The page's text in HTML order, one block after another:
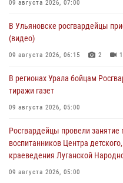
09 августа 2026, 07:00
В Ульяновске росгвардейцы
(видео)
09 августа 2026, 06:15 2 1
В регионах Урала бойцам
тиражи газет
09 августа 2026, 05:00
Росгвардейцы провели занятие
воспитанников Центра
краеведения Луганской
09 августа 2026, 05:00